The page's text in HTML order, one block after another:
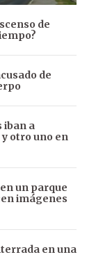
de
de
iban a
otro uno en
un parque
imágenes
en una